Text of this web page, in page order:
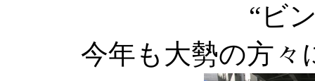
“ビ
今年も大勢の方々